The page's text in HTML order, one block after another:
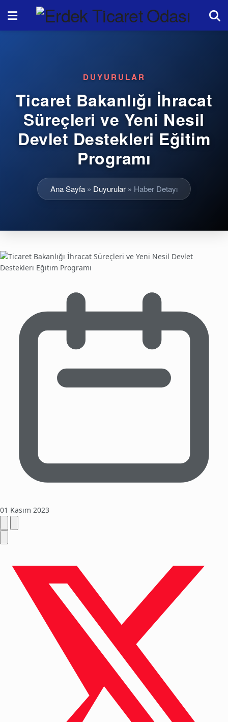
DUYURULAR
Ticaret Bakanlığı İhracat
Süreçleri ve Yeni Nesil
Devlet Destekleri Eğitim
Programı
Ana Sayfa » Duyurular » Haber Detayı
01 Kasım 2023